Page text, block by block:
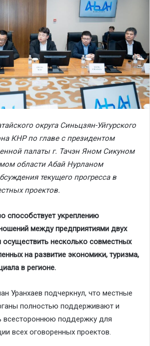
округа Синьцзян-Уйгурского
КНР по главе с президентом
палаты г. Тачэн Яном Сикуном
области Абай Нурланом
текущего прогресса в
проектов.
способствует укреплению
между предприятиями двух
осуществить несколько совместных
на развитие экономики, туризма,
в регионе.
Уранхаев подчеркнул, что местные
полностью поддерживают и
всестороннюю поддержку для
всех оговоренных проектов.